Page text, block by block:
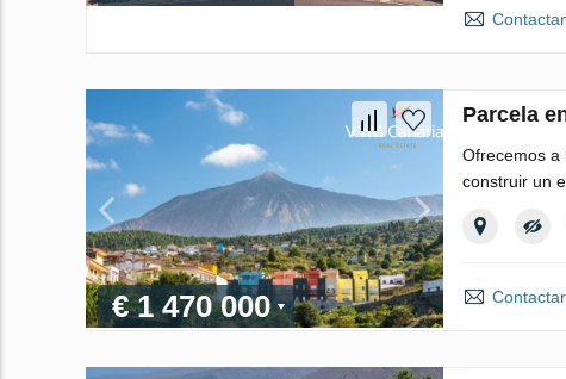
€ 1 470 000
Parcela
Ofrecemos a
construir un